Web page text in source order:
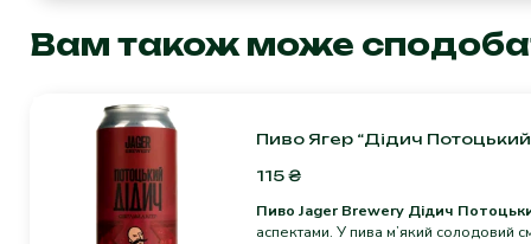
б
Вам також може
Пиво Ягер “Дідич
115₴
Пиво Jager Brewery Дідич
аспектами. У пива м’який солодовий